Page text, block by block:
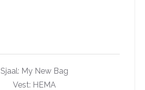
Sjaal: My New Bag
Vest: HEMA